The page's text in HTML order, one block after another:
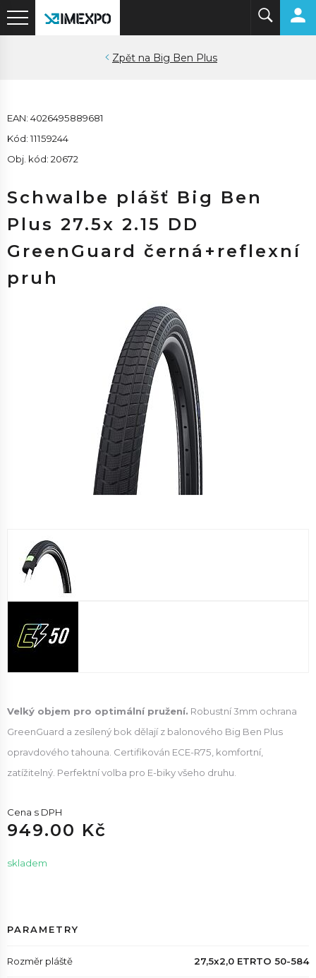
Big Ben Plus
EAN: 4026495889681
Kód: 11159244
Obj. kód: 20672
Schwalbe plášť Big Ben
Plus 27.5x 2.15 DD
GreenGuard černá+reflexní
pruh
Velký objem pro optimální pružení. Robustní 3mm ochrana
GreenGuard a zesílený bok dělají z balonového Big Ben Plus
opravdového tahouna. Certifikován ECE-R75, komfortní,
zatížitelný. Perfektní volba pro E-biky všeho druhu.
Cena s DPH
949.00 Kč
skladem
PARAMETRY
Rozměr pláště 27,5x2,0 ETRTO 50-584